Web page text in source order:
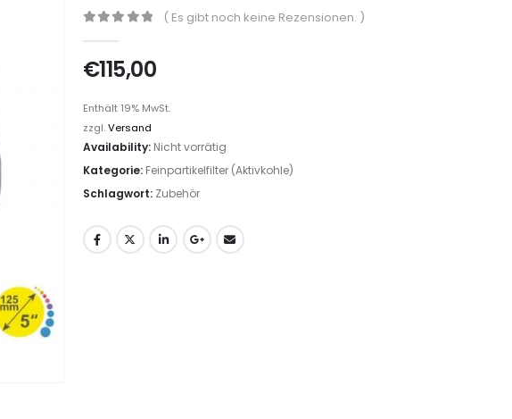
( Es gibt noch keine Rezensionen. )
€115,00
Enthält 19% MwSt.
zzgl.Versand
Availability: Nicht vorrätig
Kategorie: Feinpartikelfilter (Aktivkohle)
Schlagwort: Zubehör